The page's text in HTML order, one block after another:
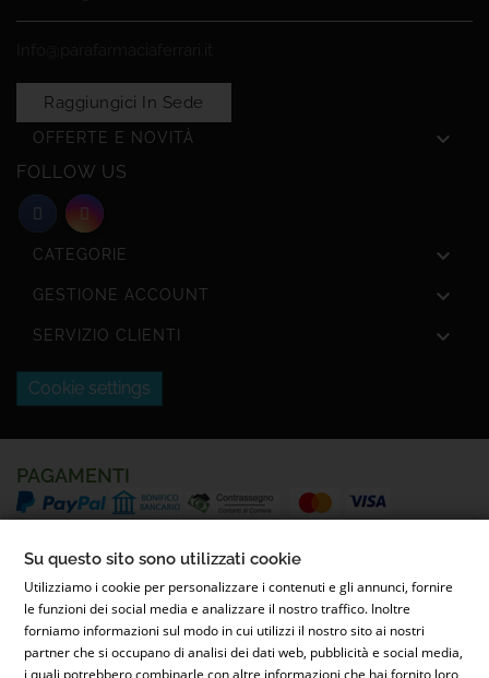
Raggiungici In Sede
OFFERTE E NOVITÀ 
FOLLOW US
CATEGORIE 
GESTIONE ACCOUNT 
SERVIZIO CLIENTI 
Cookie settings
PAGAMENTI
Su questo sito sono utilizzati cookie
Utilizziamo i cookie per personalizzare i contenuti e gli annunci, fornire
le funzioni dei social media e analizzare il nostro traffico. Inoltre
forniamo informazioni sul modo in cui utilizzi il nostro sito ai nostri
partner che si occupano di analisi dei dati web, pubblicità e social media,
i quali potrebbero combinarle con altre informazioni che hai fornito loro